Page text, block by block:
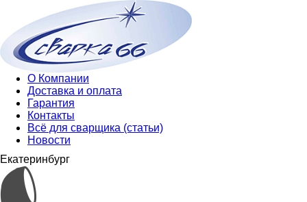
О Компании
Доставка и оплата
Гарантия
Контакты
Всё для сварщика (статьи)
Новости
Екатеринбург